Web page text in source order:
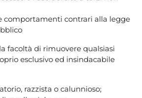
comportamenti contrari alla legge
facoltà di rimuovere qualsiasi
esclusivo ed insindacabile
razzista o calunnioso;